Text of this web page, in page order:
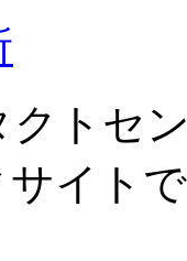
クトセ
イト